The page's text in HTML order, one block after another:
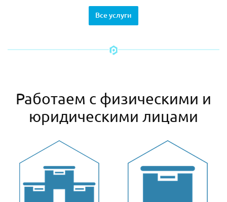
Все услуги
Работаем с физическими и
юридическими лицами